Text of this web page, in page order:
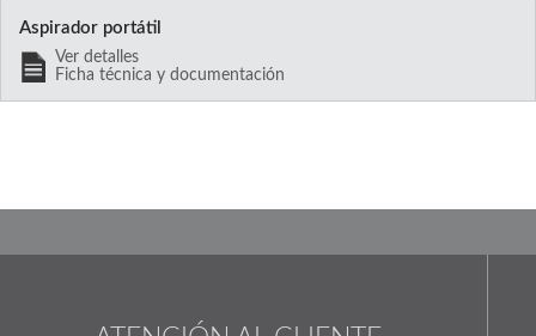
Aspirador portátil
Ver detalles
Ficha técnica y documentación